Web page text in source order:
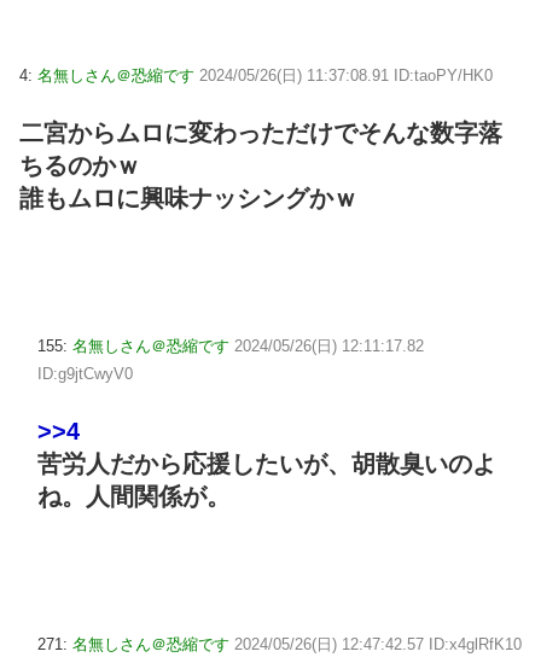
4: 名無しさん＠恐縮です 2024/05/26(日) 11:37:08.91 ID:taoPY/HK0
二宮からムロに変わっただけでそんな数字落
ちるのかｗ
誰もムロに興味ナッシングかｗ
155: 名無しさん＠恐縮です 2024/05/26(日) 12:11:17.82
ID:g9jtCwyV0
>>4
苦労人だから応援したいが、胡散臭いのよ
ね。人間関係が。
271: 名無しさん＠恐縮です 2024/05/26(日) 12:47:42.57 ID:x4glRfK10